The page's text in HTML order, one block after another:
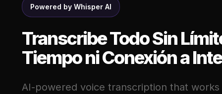
Powered by Whisper AI
Transcribe Todo Sin
Tiempo ni Conexión a
AI-powered voice transcription that